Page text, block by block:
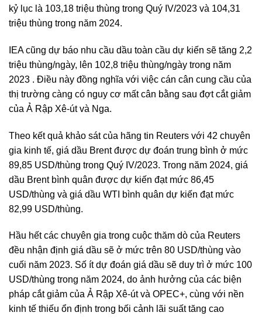
kỷ lục là 103,18 triệu thùng trong Quý IV/2023 và 104,31
triệu thùng trong năm 2024.
IEA cũng dự báo nhu cầu dầu toàn cầu dự kiến sẽ tăng 2,2
triệu thùng/ngày, lên 102,8 triệu thùng/ngày trong năm
2023 . Điều này đồng nghĩa với việc cán cân cung cầu của
thị trường càng có nguy cơ mất cân bằng sau đợt cắt giảm
của Ả Rập Xê-út và Nga.
Theo kết quả khảo sát của hãng tin Reuters với 42 chuyên
gia kinh tế, giá dầu Brent được dự đoán trung bình ở mức
89,85 USD/thùng trong Quý IV/2023. Trong năm 2024, giá
dầu Brent bình quân được dự kiến đạt mức 86,45
USD/thùng và giá dầu WTI bình quân dự kiến đạt mức
82,99 USD/thùng.
Hầu hết các chuyên gia trong cuộc thăm dò của Reuters
đều nhận định giá dầu sẽ ở mức trên 80 USD/thùng vào
cuối năm 2023. Số ít dự đoán giá dầu sẽ duy trì ở mức 100
USD/thùng trong năm 2024, do ảnh hưởng của các biện
pháp cắt giảm của Ả Rập Xê-út và OPEC+, cùng với nền
kinh tế thiếu ổn định trong bối cảnh lãi suất tăng cao